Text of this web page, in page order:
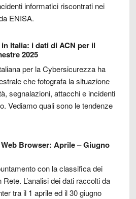
informatici riscontrati nei
ENISA.
Italia: i dati di ACN per il
2025
per la Cybersicurezza ha
che fotografa la situazione
segnalazioni, attacchi e incidenti
Vediamo quali sono le tendenze
Browser: Aprile – Giugno
con la classifica dei
L’analisi dei dati raccolti da
tra il 1 aprile ed il 30 giugno